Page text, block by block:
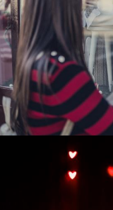
Развитие